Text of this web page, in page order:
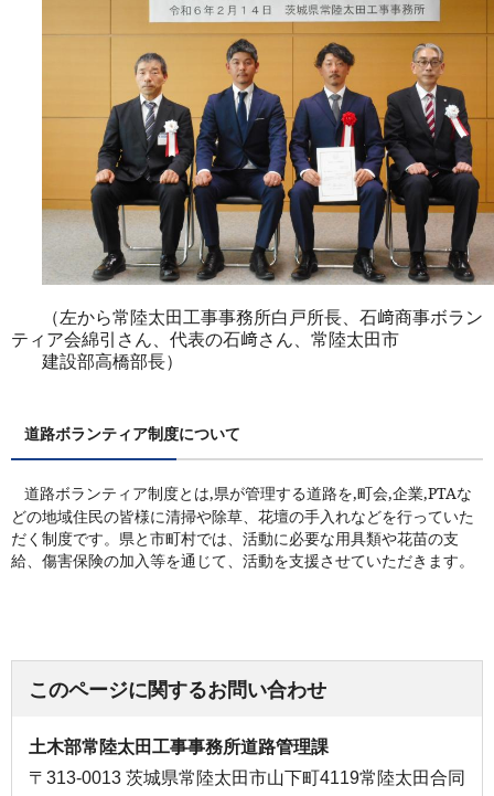
（左から常陸太田工事事務所白戸所長、石﨑商事ボラン
ティア会綿引さん、代表の石﨑さん、常陸太田市
建設部高橋部長）
道路ボランティア制度について
道路ボランティア制度とは,県が管理する道路を,町会,企業,PTAな
どの地域住民の皆様に清掃や除草、花壇の手入れなどを行っていた
だく制度です。県と市町村では、活動に必要な用具類や花苗の支
給、傷害保険の加入等を通じて、活動を支援させていただきます。
このページに関するお問い合わせ
土木部常陸太田工事事務所道路管理課
〒313-0013 茨城県常陸太田市山下町4119常陸太田合同